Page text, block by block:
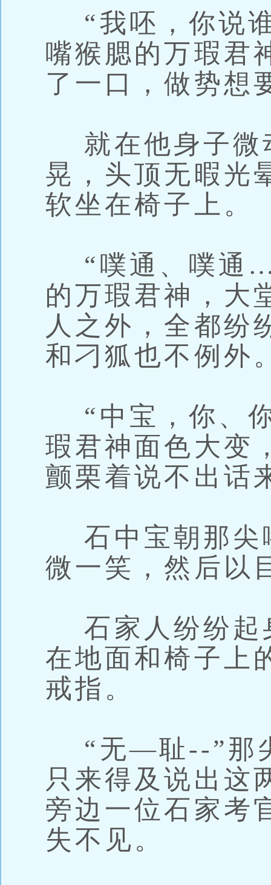
“我呸，你说
嘴猴腮的万瑕君
了一口，做势想
就在他身子微
晃，头顶无暇光
软坐在椅子上。
“噗通、噗通
的万瑕君神，大
人之外，全都纷
和刁狐也不例外
“中宝，你、
瑕君神面色大变
颤栗着说不出话
石中宝朝那尖
微一笑，然后以
石家人纷纷起
在地面和椅子上
戒指。
“无—耻--”那
只来得及说出这
旁边一位石家考
失不见。